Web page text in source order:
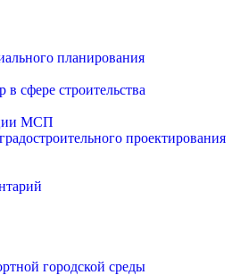
планирования
в сфере строительства
МСП
проектирования
городской среды